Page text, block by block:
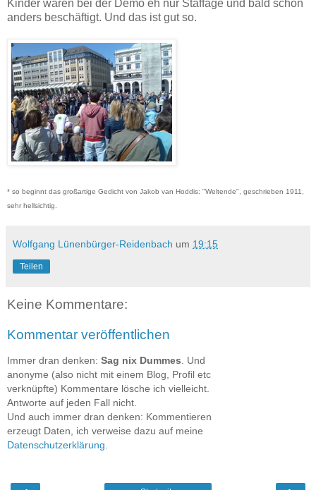
Kinder waren bei der Demo eh nur Staffage und bald schon
anders beschäftigt. Und das ist gut so.
* so beginnt das großartige Gedicht von Jakob van Hoddis: "Weltende", geschrieben 1911,
sehr hellsichtig.
Wolfgang Lünenbürger-Reidenbach um 19:15
Teilen
Keine Kommentare:
Kommentar veröffentlichen
Immer dran denken: Sag nix Dummes . Und
anonyme (also nicht mit einem Blog, Profil etc
verknüpfte) Kommentare lösche ich vielleicht.
Antworte auf jeden Fall nicht.
Und auch immer dran denken: Kommentieren
erzeugt Daten, ich verweise dazu auf meine
Datenschutzerklärung